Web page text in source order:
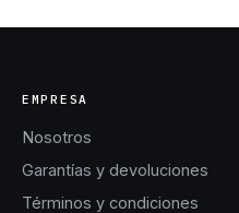
EMPRESA
Nosotros
Garantías y devoluciones
Términos y condiciones